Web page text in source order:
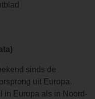
sinds de
uit Europa.
in Europa als in Noord-